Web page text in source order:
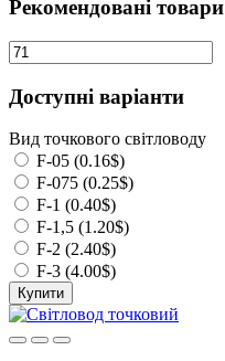
Рекомендовані товари
Доступні варіанти
Вид точкового світловоду
F-05 (0.16$)
F-075 (0.25$)
F-1 (0.40$)
F-1,5 (1.20$)
F-2 (2.40$)
F-3 (4.00$)
Купити